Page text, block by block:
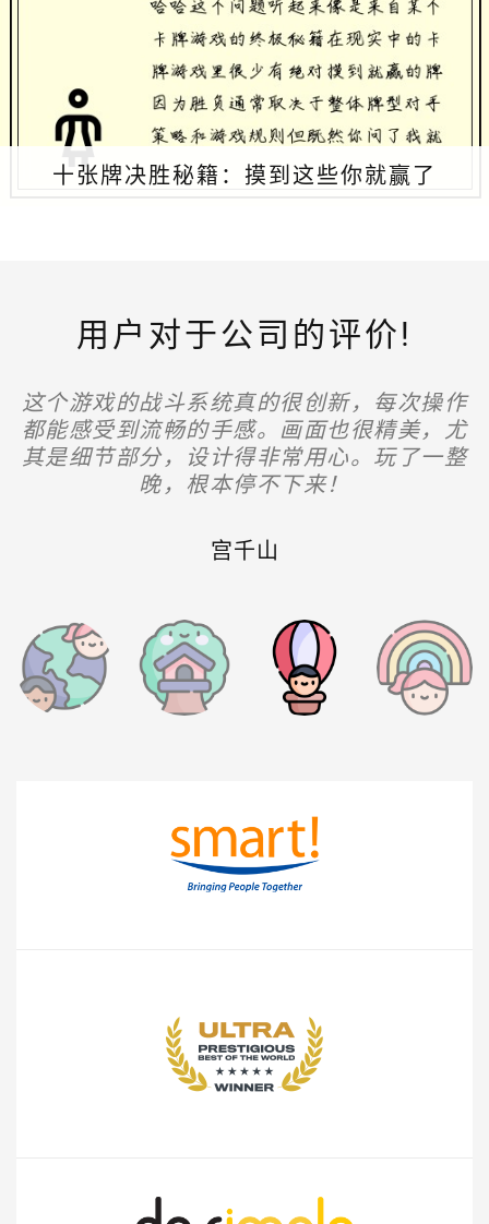
十张牌决胜秘籍：摸到这些你就赢了
用户对于公司的评价!
**“非常喜欢这款游戏的世界观，剧情设置也
很引人入胜。每个角色都有独特的背景故
事，玩起来很有代入感。希望能出更多扩展
包！”**
**“这款游戏虽然有些经典元素，但融入了许
多新颖的玩法，刷新了我的游戏体验。虽然
对新手来说有点难度，但一旦掌握了规则，
就非常上瘾。”**
这个游戏的战斗系统真的很创新，每次操作
都能感受到流畅的手感。画面也很精美，尤
其是细节部分，设计得非常用心。玩了一整
晚，根本停不下来！
宫千山
游戏的配乐和音效真的很棒，给游戏增色不
少。尤其在战斗时，背景音乐的激昂气氛让
我肾上腺素飙升，超赞！